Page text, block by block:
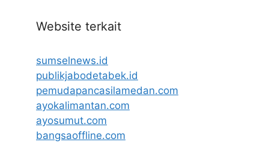
Website terkait
sumselnews.id
publikjabodetabek.id
pemudapancasilamedan.com
ayokalimantan.com
ayosumut.com
bangsaoffline.com